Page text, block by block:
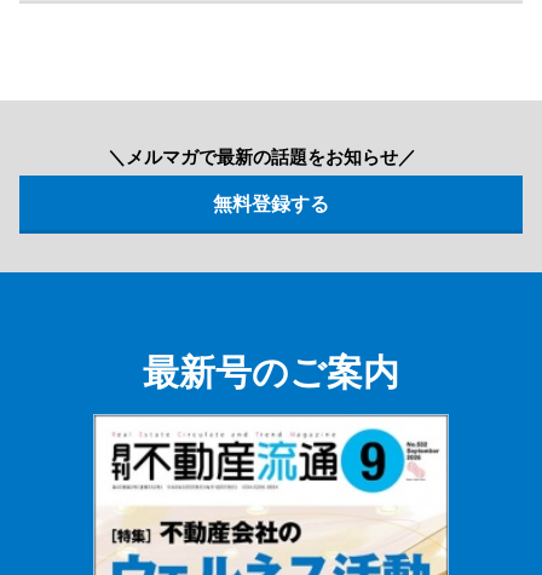
＼メルマガで最新の話題をお知らせ／
最新号のご案内